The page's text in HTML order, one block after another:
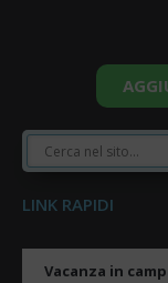
LINK RAPIDI
Vacanza in